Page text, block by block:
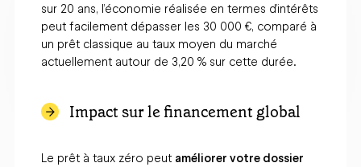
sur 20 ans, l’économie réalisée en termes d’intérêts
peut facilement dépasser les 30 000 €, comparé à
un prêt classique au taux moyen du marché
actuellement autour de 3,20 % sur cette durée.
Impact sur le financement global
Le prêt à taux zéro peut améliorer votre dossier